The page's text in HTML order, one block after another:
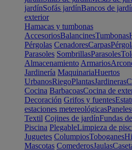
jardínSofás jardínBancos de
exterior
Hamacas y tumbonas
AccesoriosBalancinesTumbonas
Pérgolas CenadoresCarpas
Parasoles SombrillasParasoles
Almacenamiento Armarios
Jardinería MaquinariaHuertos
UrbanosRiegoPlantasJardineras
Cocina BarbacoasCocina de
Decoración Grifos y fuentes
estaciones metereológicasPaneles
Textil Cojines de jardínFundas
Piscina PlegableLimpieza de
Juguetes ColumpiosToboganes
Mascotas ComederosJaulas